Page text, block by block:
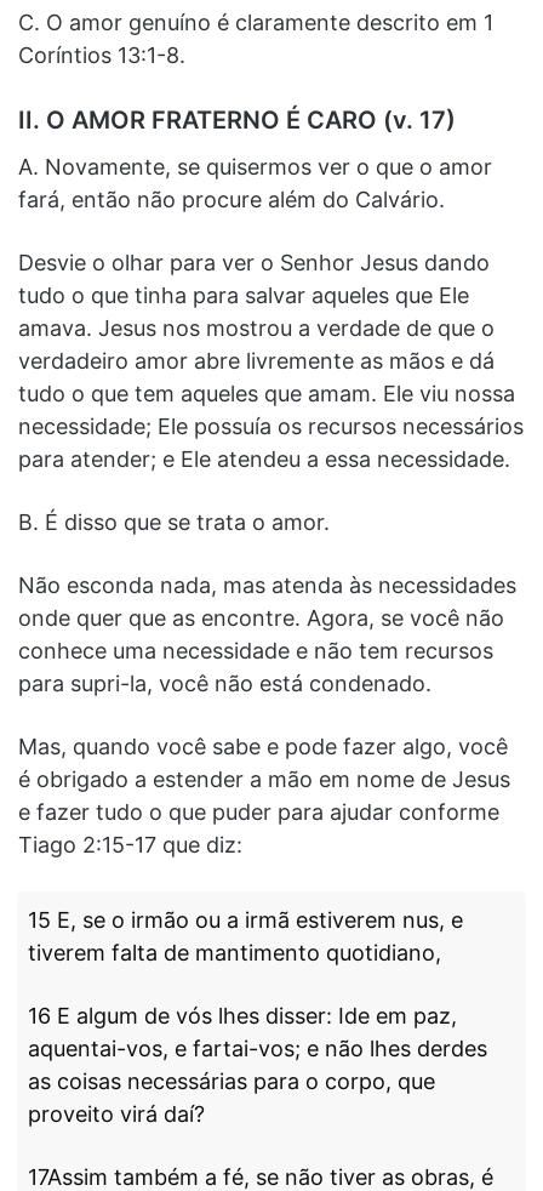
C. O amor genuíno é claramente descrito em 1
Coríntios 13:1-8.
II. O AMOR FRATERNO É CARO (v. 17)
A. Novamente, se quisermos ver o que o amor
fará, então não procure além do Calvário.
Desvie o olhar para ver o Senhor Jesus dando
tudo o que tinha para salvar aqueles que Ele
amava. Jesus nos mostrou a verdade de que o
verdadeiro amor abre livremente as mãos e dá
tudo o que tem aqueles que amam. Ele viu nossa
necessidade; Ele possuía os recursos necessários
para atender; e Ele atendeu a essa necessidade.
B. É disso que se trata o amor.
Não esconda nada, mas atenda às necessidades
onde quer que as encontre. Agora, se você não
conhece uma necessidade e não tem recursos
para supri-la, você não está condenado.
Mas, quando você sabe e pode fazer algo, você
é obrigado a estender a mão em nome de Jesus
e fazer tudo o que puder para ajudar conforme
Tiago 2:15-17 que diz:
15 E, se o irmão ou a irmã estiverem nus, e
tiverem falta de mantimento quotidiano,
16 E algum de vós lhes disser: Ide em paz,
aquentai-vos, e fartai-vos; e não lhes derdes
as coisas necessárias para o corpo, que
proveito virá daí?
17Assim também a fé, se não tiver as obras, é